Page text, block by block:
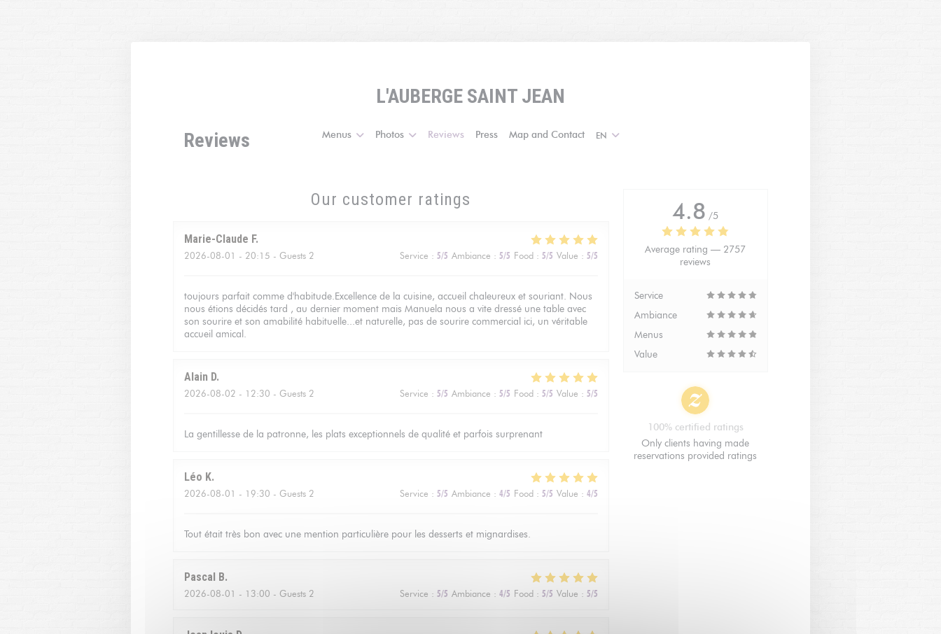
L'AUBERGE SAINT JEAN
Menus Photos Reviews Press Map and Contact EN
Reviews
Our customer ratings
Marie-Claude F
2026-08-01 - 20:15 - Guests 2 Service : 5/5 Ambiance : 5/5 Food: 5/5 Value : 5/5
toujours parfait comme d'habitude.Excellence de la cuisine, accueil chaleureux et souriant. Nous
nous étions décidés tard , au dernier moment mais Manuela nous a vite dressé une table avec
son sourire et son amabilité habituelle...et naturelle, pas de sourire commercial ici, un véritable
accueil amical.
Alain D
2026-08-02 - 12:30 - Guests 2 Service : 5/5 Ambiance : 5/5 Food: 5/5 Value : 5/5
La gentillesse de la patronne, les plats exceptionnels de qualité et parfois surprenant
Léo K
2026-08-01 - 19:30 - Guests 2 Service : 5/5 Ambiance : 4/5 Food: 5/5 Value : 4/5
Tout était très bon avec une mention particulière pour les desserts et mignardises.
Pascal B
2026-08-01 - 13:00 - Guests 2 Service : 5/5 Ambiance : 4/5 Food: 5/5 Value : 5/5
4.8 /5
Average rating — 2757
reviews
Service
Ambiance
Menus
Value
100% certified ratings
Only clients having made
reservations provided ratings